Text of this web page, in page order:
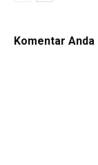
Komentar Anda